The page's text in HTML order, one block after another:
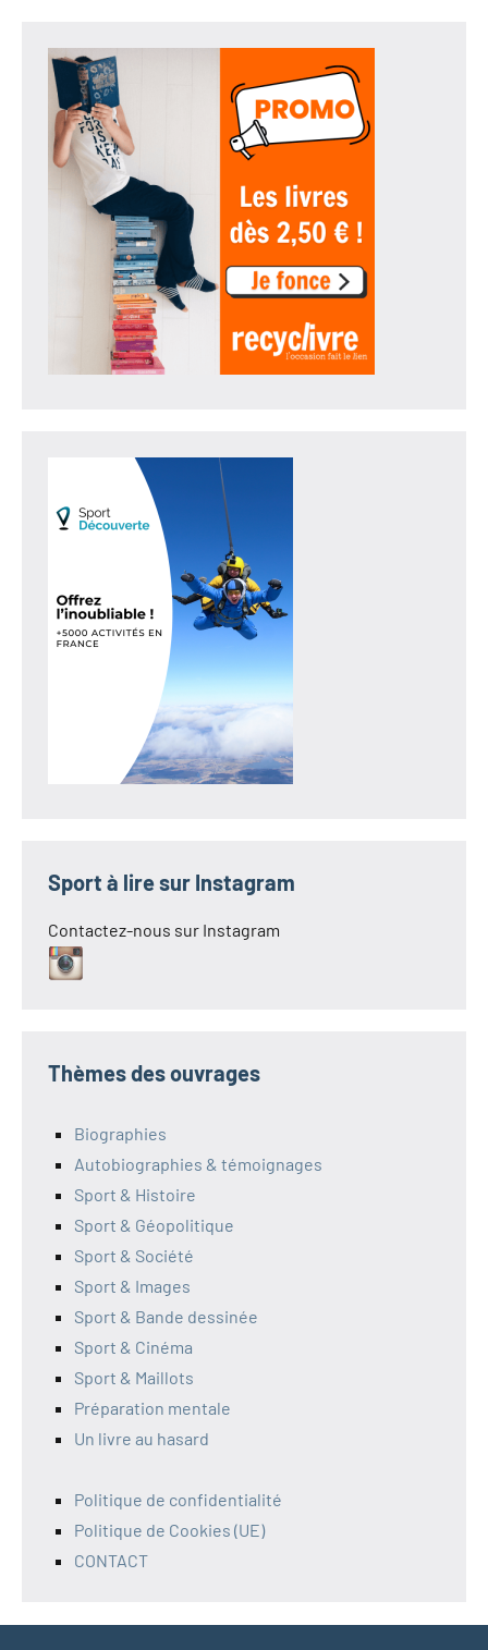
Sport à lire sur Instagram
Contactez-nous sur Instagram
Thèmes des ouvrages
Biographies
Autobiographies & témoignages
Sport & Histoire
Sport & Géopolitique
Sport & Société
Sport & Images
Sport & Bande dessinée
Sport & Cinéma
Sport & Maillots
Préparation mentale
Un livre au hasard
Politique de confidentialité
Politique de Cookies (UE)
CONTACT